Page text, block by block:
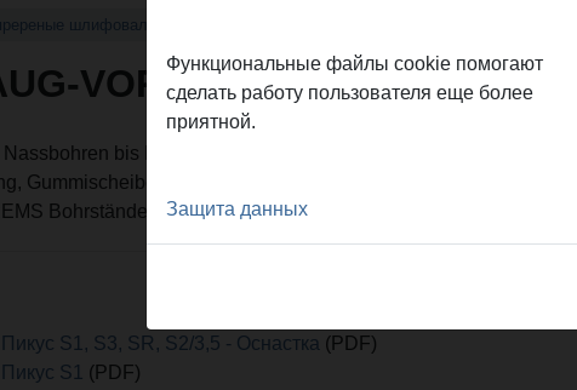
шлифовальные станки
VORRICHTUNG
bis Dm. 170 mm, bestehend aus
Gummischeibe Dm. 200 mm und
Bohrständer.
S1, S3, SR, S2/3,5 - Oснастка (PDF)
S1
(PDF)
Функциональные файлы cookie помогают
сделать работу пользователя еще более
приятной.
Защита данных